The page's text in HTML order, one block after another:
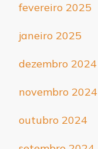
fevereiro 2025
janeiro 2025
dezembro 2024
novembro 2024
outubro 2024